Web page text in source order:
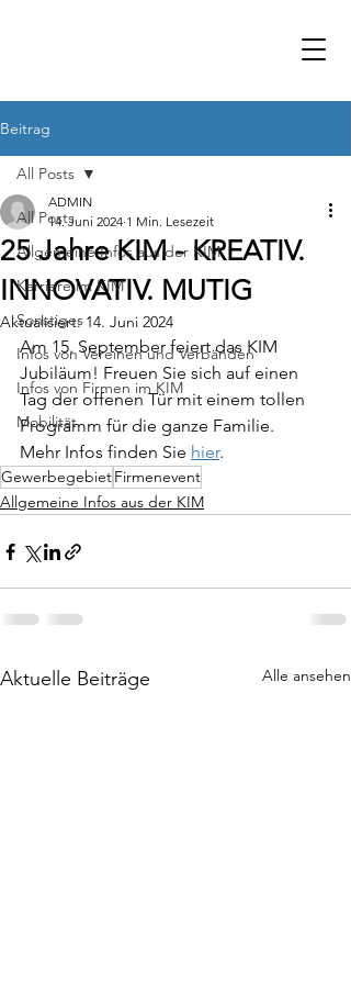
Beitrag
All Posts
Allgemeine Infos aus der KIM
Karriere im KIM
Sonstiges
Infos von Vereinen und Verbänden
Infos von Firmen im KIM
Mobilität
All Posts
25 Jahre KIM - KREATIV.
INNOVATIV. MUTIG
ADMIN
14. Juni 2024 1 Min. Lesezeit
Aktualisiert:14. Juni 2024
Am 15. September feiert das KIM
Jubiläum! Freuen Sie sich auf einen
Tag der offenen Tür mit einem tollen
Programm für die ganze Familie.
Mehr Infos finden Sie hier.
GewerbegebietFirmenevent
Allgemeine Infos aus der KIM
Aktuelle Beiträge Alle ansehen